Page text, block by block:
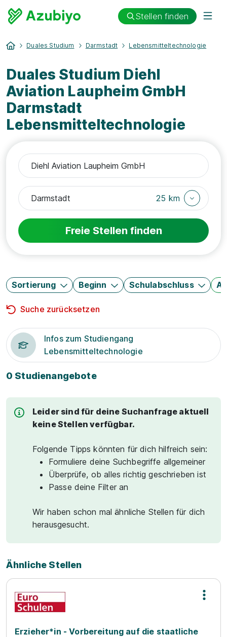
Stellen finden
Duales Studium Darmstadt Lebensmitteltechnologie
Duales Studium Diehl
Aviation Laupheim GmbH
Darmstadt
Lebensmitteltechnologie
25 km
Freie Stellen finden
Sortierung Beginn Schulabschluss
Suche zurücksetzen
Infos zum Studiengang
Lebensmitteltechnologie
0 Studienangebote
Leider sind für deine Suchanfrage aktuell
keine Stellen verfügbar.
Folgende Tipps könnten für dich hilfreich sein:
Formuliere deine Suchbegriffe allgemeiner
Überprüfe, ob alles richtig geschrieben ist
Passe deine Filter an
Wir haben schon mal ähnliche Stellen für dich
herausgesucht.
Ähnliche Stellen
Erzieher*in - Vorbereitung auf die staatliche